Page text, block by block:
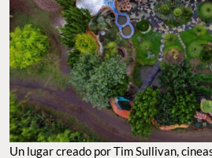
Un lugar creado por Tim Sullivan,